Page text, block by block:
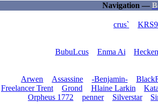
Navigation —
crus`
BubuLcus Enma Ai
Arwen Assassine -Benjamin-
Freelancer Trent
Grond Hlaine Larkin
Orpheus 1772
penner Silverstar